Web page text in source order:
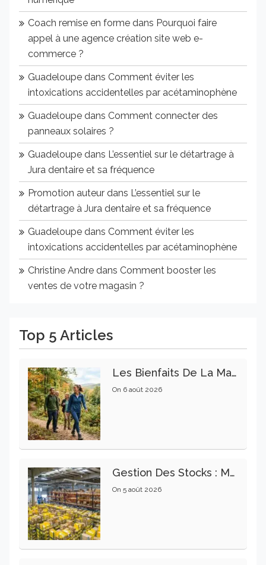
Coach remise en forme dans Pourquoi faire
appel à une agence création site web e-
commerce ?
Guadeloupe dans Comment éviter les
intoxications accidentelles par acétaminophène
Guadeloupe dans Comment connecter des
panneaux solaires ?
Guadeloupe dans L’essentiel sur le détartrage à
Jura dentaire et sa fréquence
Promotion auteur dans L’essentiel sur le
détartrage à Jura dentaire et sa fréquence
Guadeloupe dans Comment éviter les
intoxications accidentelles par acétaminophène
Christine Andre dans Comment booster les
ventes de votre magasin ?
Top 5 Articles
Les Bienfaits De La Marche Sur La Santé Physique Et Mentale
On 6 août 2026
Gestion Des Stocks : Meilleures Pratiques Intralogistiques
On 5 août 2026